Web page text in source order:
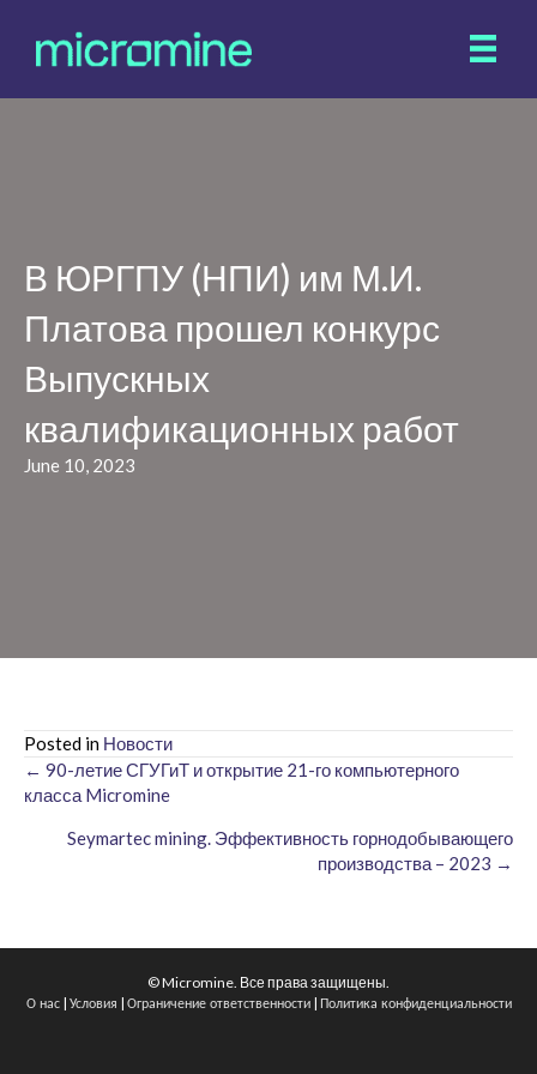
В ЮРГПУ (НПИ) им М.И.
Платова прошел конкурс
Выпускных
квалификационных работ
June 10, 2023
Posted in Новости
Posts
navigation
← 90-летие СГУГиТ и открытие 21-го компьютерного
класса Micromine
Seymartec mining. Эффективность горнодобывающего
производства – 2023 →
© Micromine. Все права защищены.
О нас| Условия | Ограничение ответственности| Политика конфиденциальности